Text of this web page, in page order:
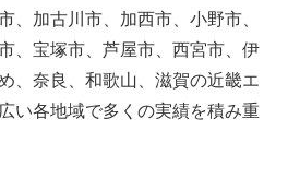
加古川市、加西市、小野市、
、宝塚市、芦屋市、西宮市、伊
、奈良、和歌山、滋賀の近畿エ
い各地域で多くの実績を積み重